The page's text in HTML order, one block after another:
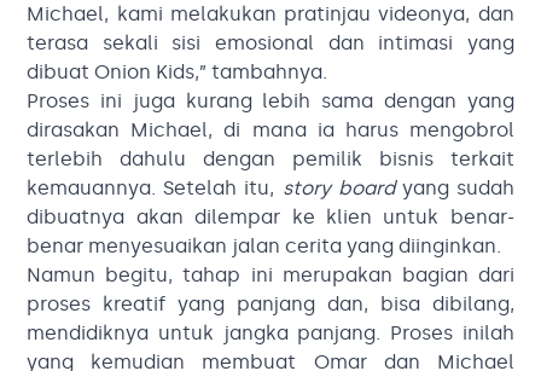
Michael, kami melakukan pratinjau videonya, dan
terasa sekali sisi emosional dan intimasi yang
dibuat Onion Kids,” tambahnya.
Proses ini juga kurang lebih sama dengan yang
dirasakan Michael, di mana ia harus mengobrol
terlebih dahulu dengan pemilik bisnis terkait
kemauannya. Setelah itu, story boardyang sudah
dibuatnya akan dilempar ke klien untuk benar-
benar menyesuaikan jalan cerita yang diinginkan.
Namun begitu, tahap ini merupakan bagian dari
proses kreatif yang panjang dan, bisa dibilang,
mendidiknya untuk jangka panjang. Proses inilah
yang kemudian membuat Omar dan Michael